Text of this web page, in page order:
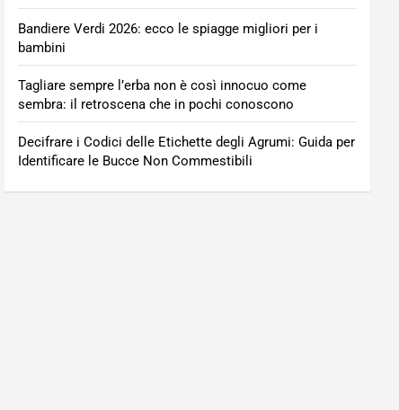
Bandiere Verdi 2026: ecco le spiagge migliori per i
bambini
Tagliare sempre l’erba non è così innocuo come
sembra: il retroscena che in pochi conoscono
Decifrare i Codici delle Etichette degli Agrumi: Guida per
Identificare le Bucce Non Commestibili